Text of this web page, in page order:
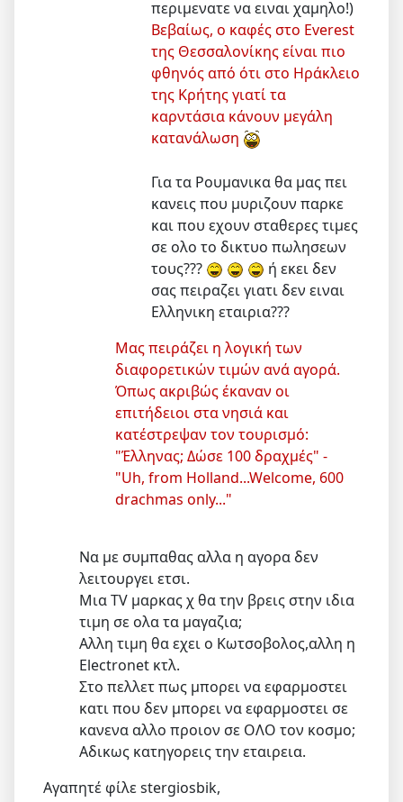
περιμενατε να ειναι χαμηλο!)
Βεβαίως, ο καφές στο Everest
της Θεσσαλονίκης είναι πιο
φθηνός από ότι στο Ηράκλειο
της Κρήτης γιατί τα
καρντάσια κάνουν μεγάλη
κατανάλωση
Για τα Ρουμανικα θα μας πει
κανεις που μυριζουν παρκε
και που εχουν σταθερες τιμες
σε ολο το δικτυο πωλησεων
τους???
ή εκει δεν
σας πειραζει γιατι δεν ειναι
Ελληνικη εταιρια???
Μας πειράζει η λογική των
διαφορετικών τιμών ανά αγορά.
Όπως ακριβώς έκαναν οι
επιτήδειοι στα νησιά και
κατέστρεψαν τον τουρισμό:
"Έλληνας; Δώσε 100 δραχμές" -
"Uh, from Holland...Welcome, 600
drachmas only..."
Να με συμπαθας αλλα η αγορα δεν
λειτουργει ετσι.
Μια TV μαρκας χ θα την βρεις στην ιδια
τιμη σε ολα τα μαγαζια;
Αλλη τιμη θα εχει ο Κωτσοβολος,αλλη η
Electronet κτλ.
Στο πελλετ πως μπορει να εφαρμοστει
κατι που δεν μπορει να εφαρμοστει σε
κανενα αλλο προιον σε ΟΛΟ τον κοσμο;
Αδικως κατηγορεις την εταιρεια.
Αγαπητέ φίλε stergiosbik,